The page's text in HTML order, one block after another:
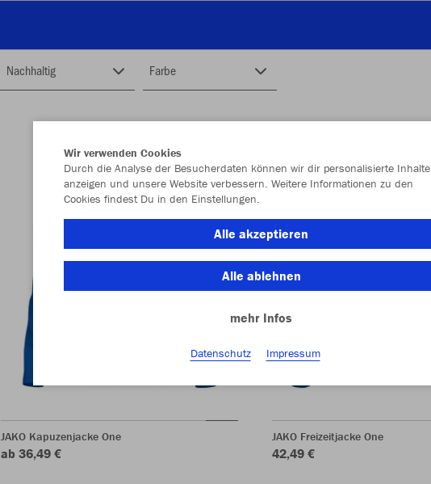
Nachhaltig Farbe
JAKO Kapuzenjacke One
ab 36,49 €
JAKO Freizeitjacke One
42,49 €
Wir verwenden Cookies
Durch die Analyse der Besucherdaten können wir dir personalisierte Inhalte
anzeigen und unsere Website verbessern. Weitere Informationen zu den
Cookies findest Du in den Einstellungen.
Alle akzeptieren
Alle ablehnen
mehr Infos
Datenschutz Impressum